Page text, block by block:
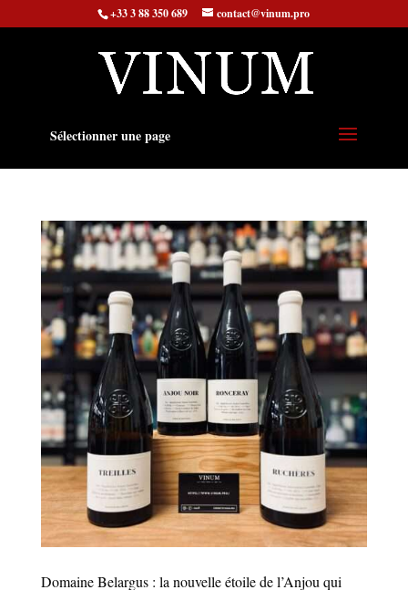
+33 3 88 350 689 contact@vinum.pro
Sélectionner une page
Domaine Belargus : la nouvelle étoile de l’Anjou qui